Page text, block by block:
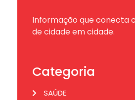
Informação que conecta
de cidade em cidade.
Categoria
SAÚDE